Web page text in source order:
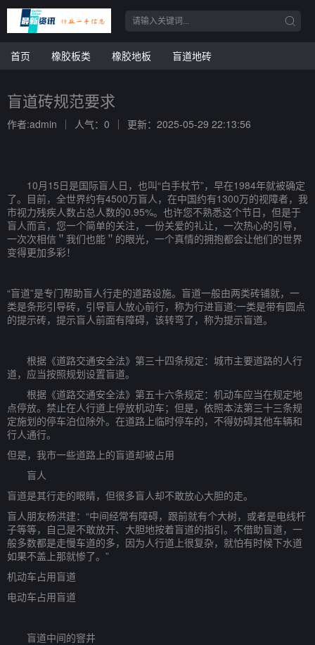
首页 橡胶板类 橡胶地板 盲道地砖
盲道砖规范要求
作者:admin 人气：0 更新：2025-05-29 22:13:56
10月15日是国际盲人日，也叫“白手杖节”，早在1984年就被确定
了。目前，全世界约有4500万盲人，在中国约有1300万的视障者，我
市视力残疾人数占总人数的0.95%。也许您不熟悉这个节日，但是于
盲人而言，您一个简单的关注，一份关爱的礼让，一次热心的引导，
一次次相信＂我们也能＂的眼光，一个真情的拥抱都会让他们的世界
变得更加多彩！
“盲道”是专门帮助盲人行走的道路设施。盲道一般由两类砖铺就，一
类是条形引导砖，引导盲人放心前行，称为行进盲道;一类是带有圆点
的提示砖，提示盲人前面有障碍，该转弯了，称为提示盲道。
根据《道路交通安全法》第三十四条规定：城市主要道路的人行
道，应当按照规划设置盲道。
根据《道路交通安全法》第五十六条规定：机动车应当在规定地
点停放。禁止在人行道上停放机动车；但是，依照本法第三十三条规
定施划的停车泊位除外。在道路上临时停车的，不得妨碍其他车辆和
行人通行。
但是，我市一些道路上的盲道却被占用
盲人
盲道是其行走的眼睛，但很多盲人却不敢放心大胆的走。
盲人朋友杨洪建：“中间经常有障碍，跟前就有个大树，或者是电线杆
子等等，自己是不敢放开、大胆地按着盲道的指引。不借助盲道，一
般多数都是走慢车道的多，因为人行道上很复杂，就怕有时候下水道
如果不盖上那就惨了。”
机动车占用盲道
电动车占用盲道
盲道中间的窨井